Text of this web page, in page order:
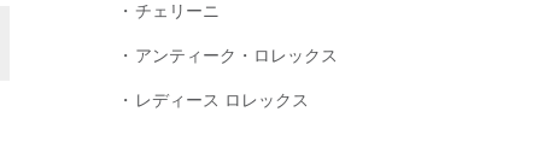
チェリーニ
アンティーク・ロレックス
レディース ロレックス